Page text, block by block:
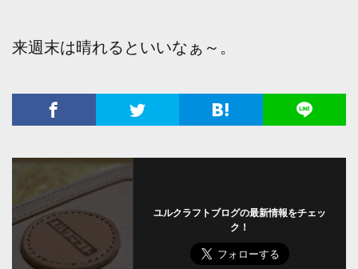
来週末は晴れるといいなぁ～。
ユルクラフトブログの最新情報をチェッ
ク！